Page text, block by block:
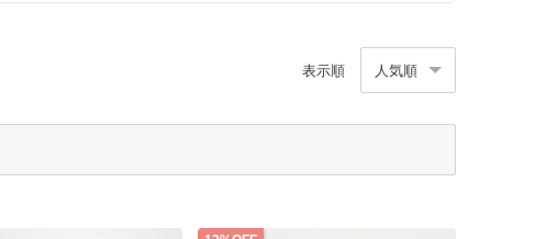
表示順 人気順